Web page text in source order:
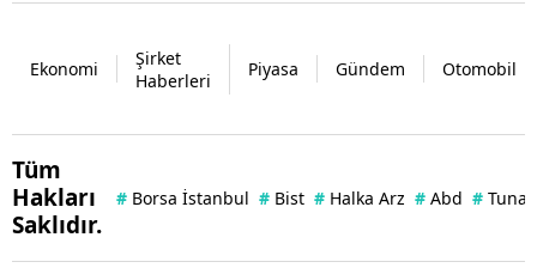
Ekonomi
Şirket
Haberleri
Piyasa Gündem Otomobil
Tüm
Hakları
Saklıdır.
# Borsa İstanbul # Bist # Halka Arz # Abd # Tuna